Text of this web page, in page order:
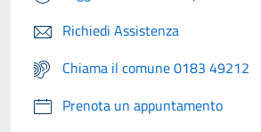
Richiedi Assistenza
Chiama il comune 0183 49212
Prenota un appuntamento